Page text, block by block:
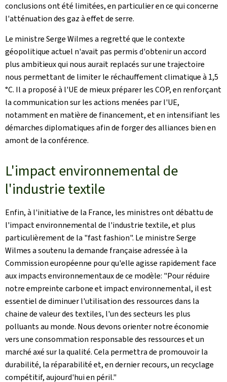
conclusions ont été limitées, en particulier en ce qui concerne
l'atténuation des gaz à effet de serre.
Le ministre Serge Wilmes a regretté que le contexte
géopolitique actuel n'avait pas permis d'obtenir un accord
plus ambitieux qui nous aurait replacés sur une trajectoire
nous permettant de limiter le réchauffement climatique à 1,5
°C. Il a proposé à l'UE de mieux préparer les COP, en renforçant
la communication sur les actions menées par l'UE,
notamment en matière de financement, et en intensifiant les
démarches diplomatiques afin de forger des alliances bien en
amont de la conférence.
L'impact environnemental de
l'industrie textile
Enfin, à l'initiative de la France, les ministres ont débattu de
l'impact environnemental de l'industrie textile, et plus
particulièrement de la "fast fashion". Le ministre Serge
Wilmes a soutenu la demande française adressée à la
Commission européenne pour qu'elle agisse rapidement face
aux impacts environnementaux de ce modèle: "Pour réduire
notre empreinte carbone et impact environnemental, il est
essentiel de diminuer l'utilisation des ressources dans la
chaine de valeur des textiles, l'un des secteurs les plus
polluants au monde. Nous devons orienter notre économie
vers une consommation responsable des ressources et un
marché axé sur la qualité. Cela permettra de promouvoir la
durabilité, la réparabilité et, en dernier recours, un recyclage
compétitif, aujourd'hui en péril."